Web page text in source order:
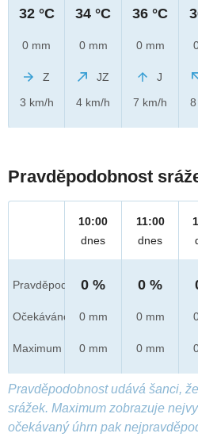
32 °C
0 mm
Z
3 km/h
34 °C
0 mm
JZ
4 km/h
36 °C
0 mm
J
7 km/h
Pravděpodobnost
Pravděpod.
Očekáváno
Maximum
10:00
dnes
0 %
0 mm
0 mm
11:00
dnes
0 %
0 mm
0 mm
Pravděpodobnost udává šanci,
srážek. Maximum zobrazuje
očekávaný úhrn pak